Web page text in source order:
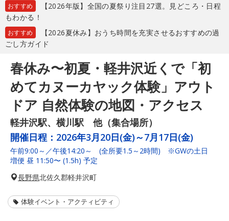
おすすめ
【2026年版】全国の夏祭り注目27選。見どころ・日程
もわかる！
おすすめ
【2026夏休み】おうち時間を充実させるおすすめの過
ごし方ガイド
春休み〜初夏・軽井沢近くで「初
めてカヌーカヤック体験」アウト
ドア 自然体験の地図・アクセス
軽井沢駅、横川駅 他（集合場所）
開催日程： 2026年3月20日(金)～7月17日(金)
午前9:00～／午後14:20～ (全所要1.5～2時間) ※GWの土日
増便 昼 11:50〜 (1.5h) 予定
長野県北佐久郡軽井沢町
体験イベント・アクティビティ